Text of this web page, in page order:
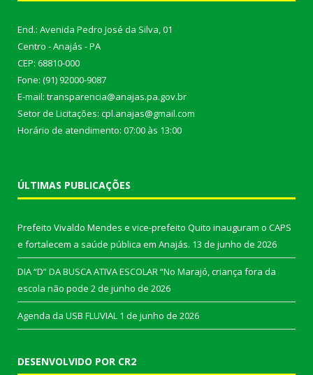
End.: Avenida Pedro José da Silva, 01
Centro - Anajás - PA
CEP: 68810-000
Fone: (91) 92000-9087
E-mail: transparencia@anajas.pa.gov.br
Setor de Licitações: cpl.anajas@gmail.com
Horário de atendimento: 07:00 às 13:00
ÚLTIMAS PUBLICAÇÕES
Prefeito Vivaldo Mendes e vice-prefeito Quito inauguram o CAPS
e fortalecem a saúde pública em Anajás. 13 de junho de 2026
DIA “D” DA BUSCA ATIVA ESCOLAR “No Marajó, criança fora da
escola não pode 2 de junho de 2026
Agenda da USB FLUVIAL 1 de junho de 2026
DESENVOLVIDO POR CR2